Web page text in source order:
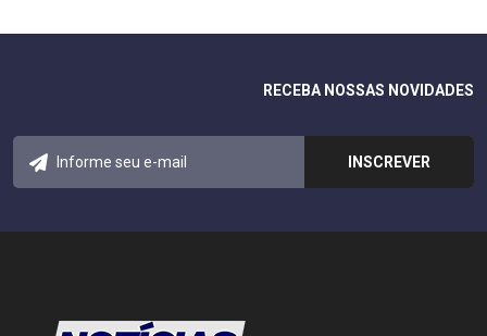
RECEBA NOSSAS NOVIDADES